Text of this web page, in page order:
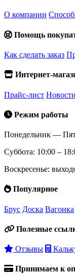
О компании
Помощь
Как сделать заказ
Интернет-
Прайс-лист Новости
Режим работы
Понедельник —
Суббота: 10:00 –
Воскресенье:
Популярное
Брус Доска Вагонка
Полезные
Отзывы
Принимаем к